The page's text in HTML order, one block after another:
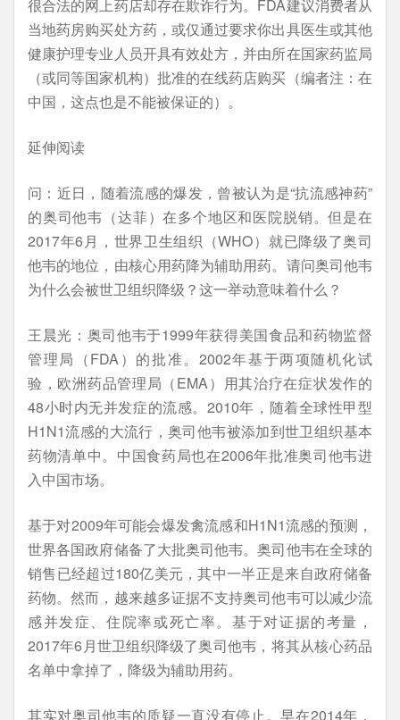
很合法的网上药店却存在欺诈行为。FDA建议消费者从
当地药房购买处方药，或仅通过要求你出具医生或其他
健康护理专业人员开具有效处方，并由所在国家药监局
（或同等国家机构）批准的在线药店购买（编者注：在
中国，这点也是不能被保证的）。
延伸阅读
问：近日，随着流感的爆发，曾被认为是“抗流感神药”
的奥司他韦（达菲）在多个地区和医院脱销。但是在
2017年6月，世界卫生组织（WHO）就已降级了奥司
他韦的地位，由核心用药降为辅助用药。请问奥司他韦
为什么会被世卫组织降级？这一举动意味着什么？
王晨光：奥司他韦于1999年获得美国食品和药物监督
管理局（FDA）的批准。2002年基于两项随机化试
验，欧洲药品管理局（EMA）用其治疗在症状发作的
48小时内无并发症的流感。2010年，随着全球性甲型
H1N1流感的大流行，奥司他韦被添加到世卫组织基本
药物清单中。中国食药局也在2006年批准奥司他韦进
入中国市场。
基于对2009年可能会爆发禽流感和H1N1流感的预测，
世界各国政府储备了大批奥司他韦。奥司他韦在全球的
销售已经超过180亿美元，其中一半正是来自政府储备
药物。然而，越来越多证据不支持奥司他韦可以减少流
感并发症、住院率或死亡率。基于对证据的考量，
2017年6月世卫组织降级了奥司他韦，将其从核心药品
名单中拿掉了，降级为辅助用药。
其实对奥司他韦的质疑一直没有停止。早在2014年，